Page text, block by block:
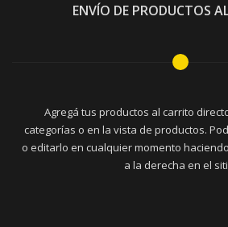
ENVÍO DE PRODUCTOS
Agregá tus productos al carrito
categorías o en la vista de productos.
o editarlo en cualquier momento
a la derecha en el